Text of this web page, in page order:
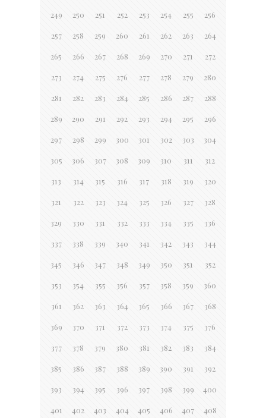
249 250 251 252 253 254 255 256
257 258 259 260 261 262 263 264
265 266 267 268 269 270 271 272
273 274 275 276 277 278 279 280
281 282 283 284 285 286 287 288
289 290 291 292 293 294 295 296
297 298 299 300 301 302 303 304
305 306 307 308 309 310 311 312
313 314 315 316 317 318 319 320
321 322 323 324 325 326 327 328
329 330 331 332 333 334 335 336
337 338 339 340 341 342 343 344
345 346 347 348 349 350 351 352
353 354 355 356 357 358 359 360
361 362 363 364 365 366 367 368
369 370 371 372 373 374 375 376
377 378 379 380 381 382 383 384
385 386 387 388 389 390 391 392
393 394 395 396 397 398 399 400
401 402 403 404 405 406 407 408